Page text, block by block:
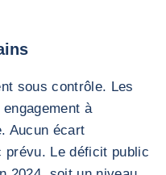
sous contrôle. Les
à
Aucun écart
prévu. Le déficit public